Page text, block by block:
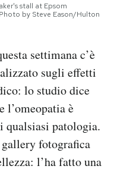
stall at Epsom
by Steve Eason/Hulton
settimana c’è
sugli effetti
lo studio dice
l’omeopatia è
qualsiasi patologia.
fotografica
l’ha fatto una